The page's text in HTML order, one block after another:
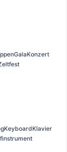
GalaKonzert
KeyboardKlavier